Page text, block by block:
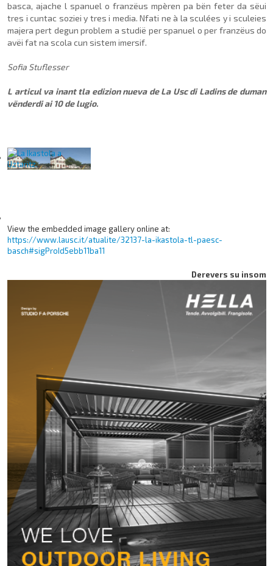
basca, ajache l spanuel o franzëus mpèren pa bën feter da sëui
tres i cuntac soziei y tres i media. Nfati ne à la sculées y i sculeies
majera pert degun problem a studië per spanuel o per franzëus do
avëi fat na scola cun sistem imersif.
Sofia Stuflesser
L articul va inant tla edizion nueva de La Usc di Ladins de duman
vënderdi ai 10 de lugio.
View the embedded image gallery online at:
https://www.lausc.it/atualite/32137-la-ikastola-tl-paesc-
basch#sigProId5ebb11ba11
Derevers su insom